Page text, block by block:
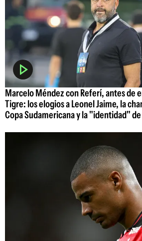
Marcelo Méndez con Referí, antes de
Tigre: los elogios a Leonel Jaime, la
Copa Sudamericana y la "identidad"